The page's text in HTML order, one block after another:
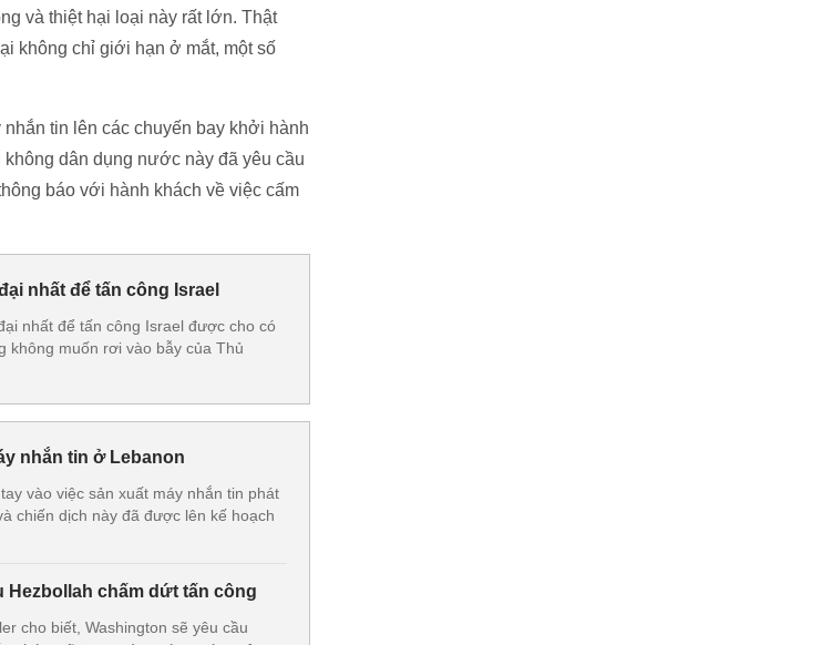
và thiệt hại loại này rất lớn. Thật
không chỉ giới hạn ở mắt, một số
tin lên các chuyến bay khởi hành
dân dụng nước này đã yêu cầu
báo với hành khách về việc cấm
nhất để tấn công Israel
nhất để tấn công Israel được cho có
không muốn rơi vào bẫy của Thủ
nhắn tin ở Lebanon
vào việc sản xuất máy nhắn tin phát
chiến dịch này đã được lên kế hoạch
Hezbollah chấm dứt tấn công
cho biết, Washington sẽ yêu cầu